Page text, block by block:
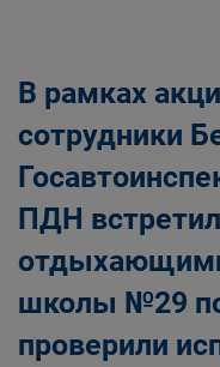
В рамках
сотрудники
ПДН
школы №29
проверили